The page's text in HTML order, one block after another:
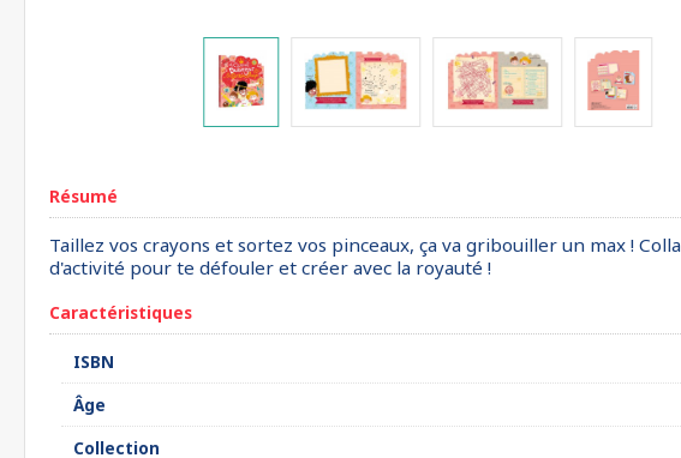
Résumé
Taillez vos crayons et sortez vos pinceaux, ça va gribouiller un max !
d'activité pour te défouler et créer avec la royauté !
Caractéristiques
ISBN
Âge
Collection